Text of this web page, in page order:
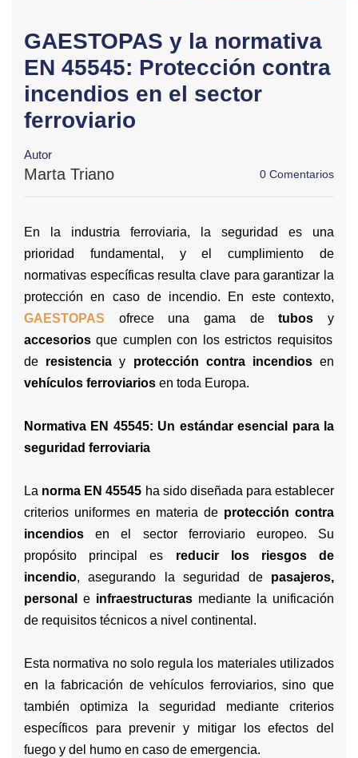
GAESTOPAS y la normativa
EN 45545: Protección contra
incendios en el sector
ferroviario
Autor
Marta Triano 0 Comentarios
En la industria ferroviaria, la seguridad es una
prioridad fundamental, y el cumplimiento de
normativas específicas resulta clave para garantizar la
protección en caso de incendio. En este contexto,
GAESTOPAS
ofrece una gama detubos y
accesorios que cumplen con los estrictos requisitos
de resistenciay protección contra incendiosen
vehículos ferroviarios en toda Europa.
Normativa EN 45545: Un estándar esencial para la
seguridad ferroviaria
La norma EN 45545 ha sido diseñada para establecer
criterios uniformes en materia de protección contra
incendios en el sector ferroviario europeo. Su
propósito principal es reducir los riesgos de
incendio, asegurando la seguridad de pasajeros,
personal e infraestructuras mediante la unificación
de requisitos técnicos a nivel continental.
Esta normativa no solo regula los materiales utilizados
en la fabricación de vehículos ferroviarios, sino que
también optimiza la seguridad mediante criterios
específicos para prevenir y mitigar los efectos del
fuego y del humo en caso de emergencia.